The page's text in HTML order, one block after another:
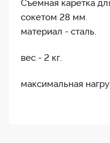
Съёмная каретка
сокетом 28 мм.
материал - сталь.
вес - 2 кг.
максимальная